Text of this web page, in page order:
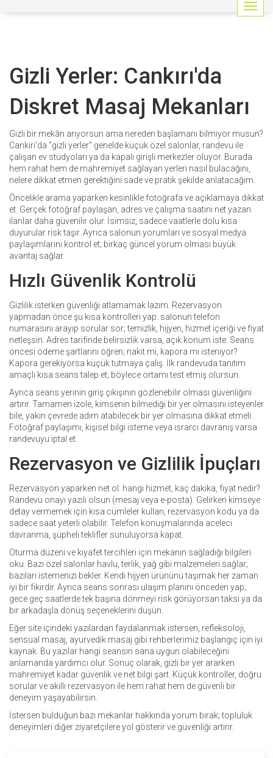
G
e
k
p
t
Gizli Yerler: Cankırı'da
Diskret Masaj Mekanları
Gizli bir mekân arıyorsun ama nereden başlamanı bilmiyor musun?
Cankırı'da "gizli yerler" genelde küçük özel salonlar, randevu ile
çalışan ev stüdyoları ya da kapalı girişli merkezler oluyor. Burada
hem rahat hem de mahremiyet sağlayan yerleri nasıl bulacağını,
nelere dikkat etmen gerektiğini sade ve pratik şekilde anlatacağım.
Öncelikle arama yaparken kesinlikle fotoğrafa ve açıklamaya dikkat
et. Gerçek fotoğraf paylaşan, adres ve çalışma saatini net yazan
ilanlar daha güvenilir olur. İsimsiz, sadece vaatlerle dolu kısa
duyurular risk taşır. Ayrıca salonun yorumları ve sosyal medya
paylaşımlarını kontrol et; birkaç güncel yorum olması büyük
avantaj sağlar.
Hızlı Güvenlik Kontrolü
Gizlilik isterken güvenliği atlamamak lazım. Rezervasyon
yapmadan önce şu kısa kontrolleri yap: salonun telefon
numarasını arayıp sorular sor; temizlik, hijyen, hizmet içeriği ve fiyat
netleşsin. Adres tarifinde belirsizlik varsa, açık konum iste. Seans
öncesi ödeme şartlarını öğren; nakit mi, kapora mı isteniyor?
Kapora gerekiyorsa küçük tutmaya çalış. İlk randevuda tanıtım
amaçlı kısa seans talep et; böylece ortamı test etmiş olursun.
Ayrıca seans yerinin giriş çıkışının gözlenebilir olması güvenliğini
artırır. Tamamen izole, kimsenin bilmediği bir yer olmasını isteyenler
bile, yakın çevrede adım atabilecek bir yer olmasına dikkat etmeli.
Fotoğraf paylaşımı, kişisel bilgi isteme veya ısrarcı davranış varsa
randevuyu iptal et.
Rezervasyon ve Gizlilik İpuçları
Rezervasyon yaparken net ol: hangi hizmet, kaç dakika, fiyat nedir?
Randevu onayı yazılı olsun (mesaj veya e-posta). Gelirken kimseye
detay vermemek için kısa cümleler kullan; rezervasyon kodu ya da
sadece saat yeterli olabilir. Telefon konuşmalarında aceleci
davranma, şüpheli teklifler sunuluyorsa kapat.
Oturma düzeni ve kıyafet tercihleri için mekanın sağladığı bilgileri
oku. Bazı özel salonlar havlu, terlik, yağ gibi malzemeleri sağlar;
bazıları istemenizi bekler. Kendi hijyen ürününü taşımak her zaman
iyi bir fikirdir. Ayrıca seans sonrası ulaşım planını önceden yap;
gece geç saatlerde tek başına dönmeyi risk görüyorsan taksi ya da
bir arkadaşla dönüş seçeneklerini düşün.
Eğer site içindeki yazılardan faydalanmak istersen, refleksoloji,
sensual masaj, ayurvedik masaj gibi rehberlerimiz başlangıç için iyi
kaynak. Bu yazılar hangi seansın sana uygun olabileceğini
anlamanda yardımcı olur. Sonuç olarak, gizli bir yer ararken
mahremiyet kadar güvenlik ve net bilgi şart. Küçük kontroller, doğru
sorular ve akıllı rezervasyon ile hem rahat hem de güvenli bir
deneyim yaşayabilirsin.
İstersen bulduğun bazı mekanlar hakkında yorum bırak; topluluk
deneyimleri diğer ziyaretçilere yol gösterir ve güvenliği artırır.